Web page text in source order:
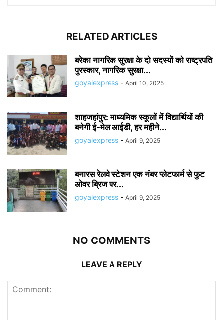
RELATED ARTICLES
बरेका नागरिक सुरक्षा के दो सदस्यों को राष्ट्रपति
पुरस्कार, नागरिक सुरक्षा...
goyalexpress - April 10, 2025
शाहजहांपुर: माध्यमिक स्कूलाें में विद्यार्थियों की
बनेगी ई-मेल आईडी, हर महीने...
goyalexpress - April 9, 2025
बनारस रेलवे स्टेशन एक नंबर प्लेटफार्म से फुट
ओवर ब्रिज पर...
goyalexpress - April 9, 2025
NO COMMENTS
LEAVE A REPLY